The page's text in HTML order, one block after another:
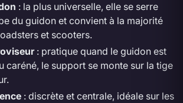
: la plus universelle, elle se serre
du guidon et convient à la majorité
et scooters.
: pratique quand le guidon est
caréné, le support se monte sur la tige
: discrète et centrale, idéale sur les